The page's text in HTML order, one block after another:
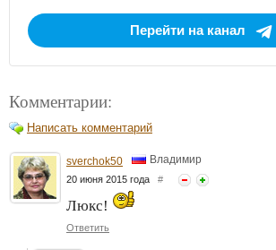
Перейти на канал
Комментарии:
Написать комментарий
sverchok50 Владимир
20 июня 2015 года #
Люкс!
Ответить